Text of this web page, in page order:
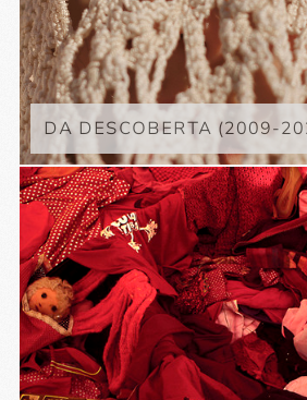
DA DESCOBERTA (2009-